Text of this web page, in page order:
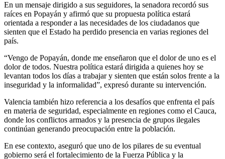
En un mensaje dirigido a sus seguidores, la senadora recordó sus
raíces en Popayán y afirmó que su propuesta política estará
orientada a responder a las necesidades de los ciudadanos que
sienten que el Estado ha perdido presencia en varias regiones del
país.
“Vengo de Popayán, donde me enseñaron que el dolor de uno es el
dolor de todos. Nuestra política estará dirigida a quienes hoy se
levantan todos los días a trabajar y sienten que están solos frente a la
inseguridad y la informalidad”, expresó durante su intervención.
Valencia también hizo referencia a los desafíos que enfrenta el país
en materia de seguridad, especialmente en regiones como el Cauca,
donde los conflictos armados y la presencia de grupos ilegales
continúan generando preocupación entre la población.
En ese contexto, aseguró que uno de los pilares de su eventual
gobierno será el fortalecimiento de la Fuerza Pública y la